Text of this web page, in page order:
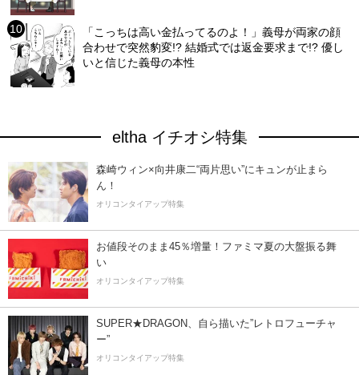
「こっちは高い金払ってるのよ！」義母が両家の顔
合わせで突然豹変!? 結婚式では返金要求まで!? 優し
いと信じた義母の本性
eltha イチオシ特集
森崎ウィン×向井康二“両片思い”にキュンが止まら
ん！
オリコンタイアップ特集
お値段そのまま45％増量！ファミマ夏の大盤振る舞
い
オリコンタイアップ特集
SUPER★DRAGON、自ら描いた”レトロフューチャ
ー”
オリコンタイアップ特集